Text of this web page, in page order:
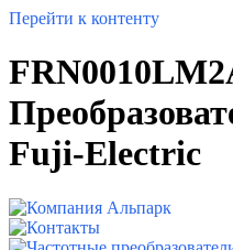
Перейти к контенту
Fuji-Electric